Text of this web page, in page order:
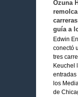
Ozuna
guía a
Edwin
conectó
tres
Keuchel
entradas
los
de